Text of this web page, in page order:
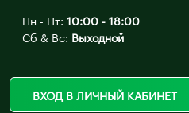
Пн - Пт: 10:00 - 18:00
Сб & Вс: Выходной
ВХОД В ЛИЧНЫЙ КАБИНЕТ